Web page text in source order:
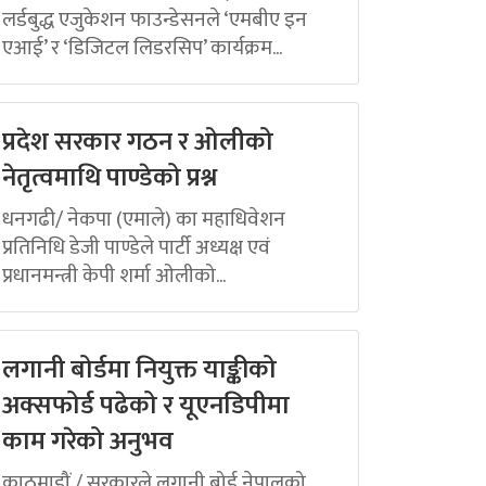
लर्डबुद्ध एजुकेशन फाउन्डेसनले ‘एमबीए इन
एआई’ र ‘डिजिटल लिडरसिप’ कार्यक्रम...
प्रदेश सरकार गठन र ओलीको
नेतृत्वमाथि पाण्डेको प्रश्न
धनगढी/ नेकपा (एमाले) का महाधिवेशन
प्रतिनिधि डेजी पाण्डेले पार्टी अध्यक्ष एवं
प्रधानमन्त्री केपी शर्मा ओलीको...
लगानी बोर्डमा नियुक्त याङ्कीको
अक्सफोर्ड पढेको र यूएनडिपीमा
काम गरेको अनुभव